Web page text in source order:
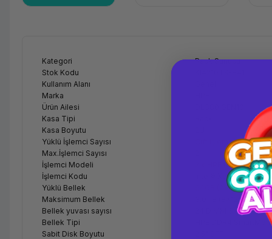
Kategori
Rack Sunucu
Stok Kodu
Kullanım Alanı
Marka
Ürün Ailesi
Kasa Tipi
Kasa Boyutu
Yüklü İşlemci Sayısı
Çift İşlemcili
Max.İşlemci Sayısı
İşlemci Modeli
2 x HPE DL380
İşlemci Kodu
Intel® Xeon®
Yüklü Bellek
64GB (2x32GB)
Maksimum Bellek
3.0TB (8x128GB)
Bellek yuvası sayısı
24 DIMM Slots
Bellek Tipi
HPE DDR4
Sabit Disk Boyutu